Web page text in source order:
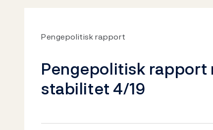
Pengepolitisk rapport
Pengepolitisk rapport
stabilitet 4/19